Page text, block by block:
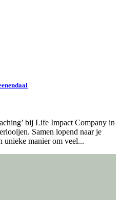
bij Life Impact Company in
Samen lopend naar je
unieke manier om veel...